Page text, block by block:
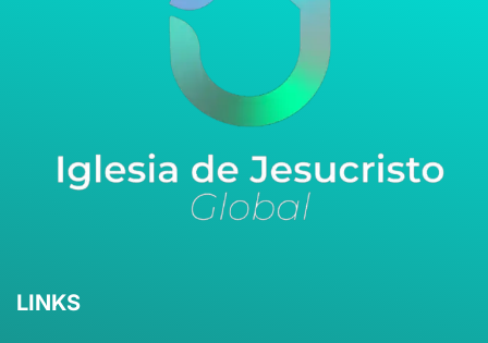
LINKS